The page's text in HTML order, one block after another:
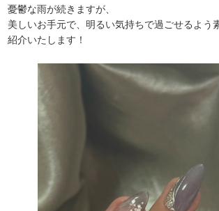
憂鬱な雨が続きますが、
美しいお手元で、明るい気持ちで過ごせるよう
紹介いたします！